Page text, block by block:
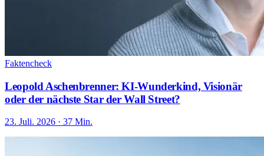
Faktencheck
Leopold Aschenbrenner: KI-Wunderkind, Visionär
oder der nächste Star der Wall Street?
23. Juli. 2026 · 37 Min.